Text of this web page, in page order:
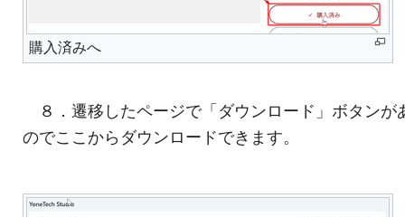
購入済みへ
８．遷移したページで「ダウンロード」ボタンが
のでここからダウンロードできます。